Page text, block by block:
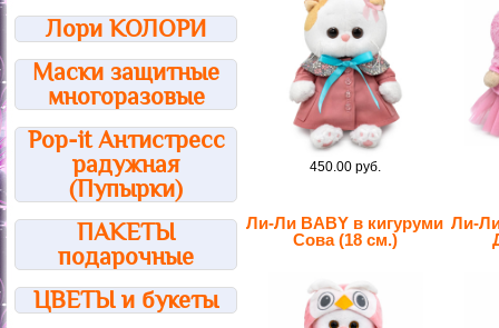
Лори КОЛОРИ
Маски защитные
многоразовые
Pop-it Антистресс
радужная
(Пупырки)
ПАКЕТЫ
подарочные
ЦВЕТЫ и букеты
450.00 руб.
Ли-Ли BABY в кигуруми
Сова (18 см.)
Ли-